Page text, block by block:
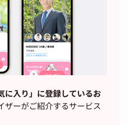
に入り」に登録しているお
ザーがご紹介するサービス